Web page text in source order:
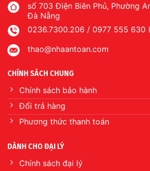
số 703 Điện Biên Phủ, Phường
Đà Nẵng
0236.7300.206 / 0977 555 630
thao@nhaantoan.com
CHÍNH SÁCH CHUNG
Chính sách bảo hành
Đổi trả hàng
Phương thức thanh toán
DÀNH CHO ĐẠI LÝ
Chính sách đại lý